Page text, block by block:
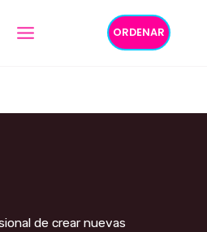
ORDENAR
de crear nuevas